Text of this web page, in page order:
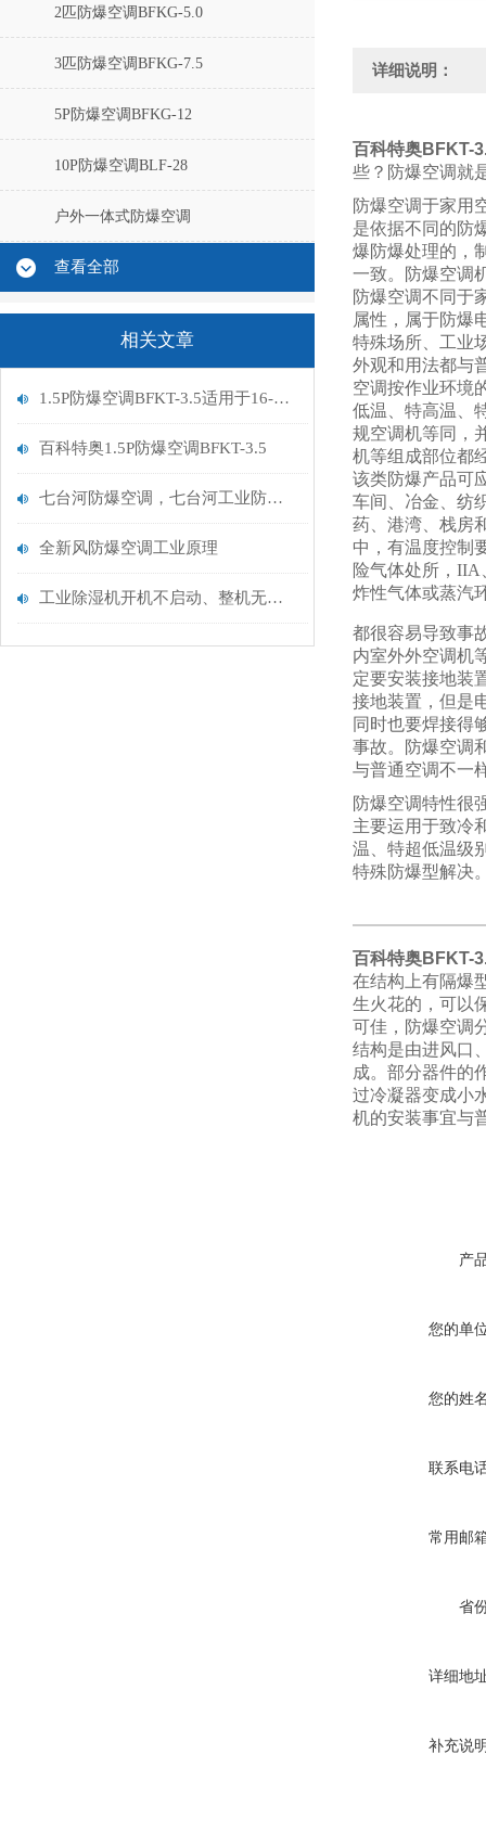
2匹防爆空调BFKG-5.0
3匹防爆空调BFKG-7.5
5P防爆空调BFKG-12
10P防爆空调BLF-28
户外一体式防爆空调
查看全部
相关文章
1.5P防爆空调BFKT-3.5适用于16-24㎡小型化工仓库
百科特奥1.5P防爆空调BFKT-3.5
七台河防爆空调，七台河工业防爆空调厂家
全新风防爆空调工业原理
工业除湿机开机不启动、整机无反应故障原因及解决方法
详细说明：
百科特奥BFKT-
些？防爆空调就
防爆空调于家用
是依据不同的防
爆防爆处理的，
一致。防爆空调
防爆空调不同于
属性，属于防爆
特殊场所、工业
外观和用法都与
空调按作业环境
低温、特高温、
规空调机等同，
机等组成部位都
该类防爆产品可
车间、冶金、纺
药、港湾、栈房
中，有温度控制
险气体处所，
炸性气体或蒸汽
都很容易导致事
内室外外空调机
定要安装接地装
接地装置，但是
同时也要焊接得
事故。防爆空调
与普通空调不一
防爆空调特性很
主要运用于致冷
温、特超低温级
特殊防爆型解决
百科特奥BFKT-
在结构上有隔爆
生火花的，可以
可佳，防爆空调
结构是由进风口
成。 部分器件的
过冷凝器变成小
机的安装事宜与
产
您的单
您的姓
联系电
常用邮
省
详细地
补充说